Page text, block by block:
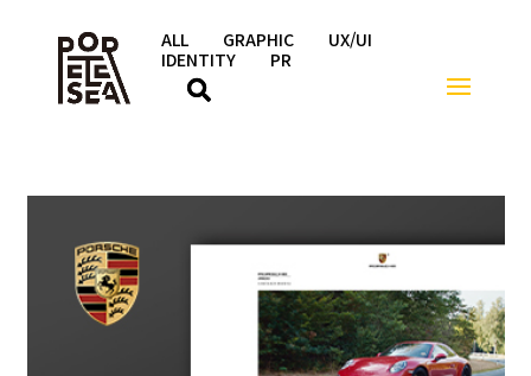
ALL GRAPHIC
UX/UI
IDENTITY
PR
상세페이지